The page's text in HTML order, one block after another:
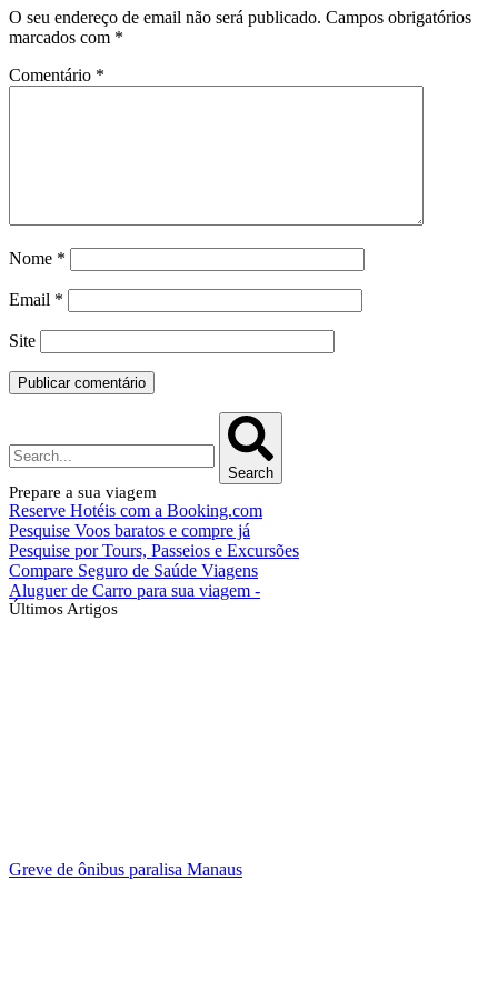
O seu endereço de email não será publicado. Campos obrigatórios
marcados com *
Comentário *
Nome *
Email *
Site
Search
Prepare a sua viagem
Reserve Hotéis com a Booking.com
Pesquise Voos baratos e compre já
Pesquise por Tours, Passeios e Excursões
Compare Seguro de Saúde Viagens
Aluguer de Carro para sua viagem -
Últimos Artigos
Greve de ônibus paralisa Manaus